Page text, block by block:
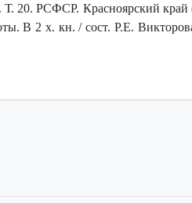
Т. 20. РСФСР. Красноярский
В 2 х. кн. / сост. Р.Е.